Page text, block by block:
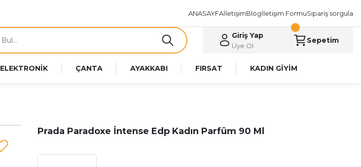
ANASAYFAİletişimBlogİletişim FormuSipariş sorgula
Giriş Yap
Üye Ol
Sepetim
ELEKTRONİK ÇANTA AYAKKABI FIRSAT KADIN GİYİM
Prada Paradoxe İntense Edp Kadın Parfüm 90 Ml